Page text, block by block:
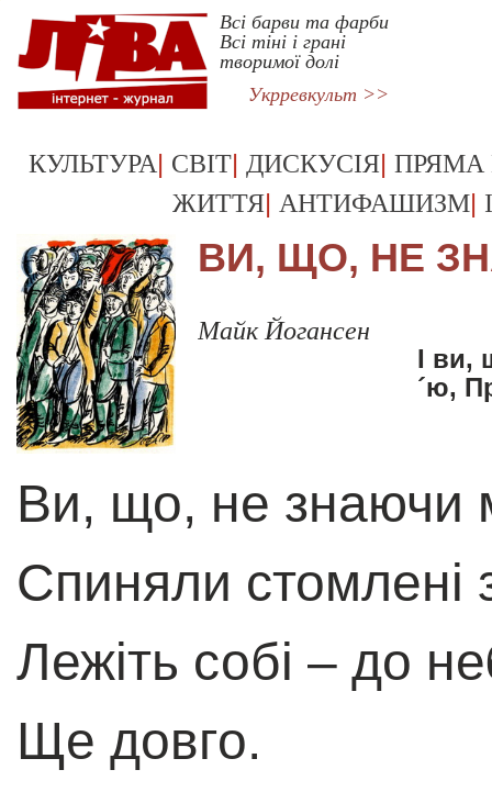
Всі барви та фарби
Всі тіні і грані
творимої долі
Укрревкульт >>
КУЛЬТУРА| СВІТ| ДИСКУСІЯ| ПРЯМА
ЖИТТЯ| АНТИФАШИЗМ|
ВИ, ЩО, НЕ
Майк Йогансен
I ви,
´ю,
Ви, що, не знаючи
Спиняли стомленi
Лежiть собi – до
Ще довго.